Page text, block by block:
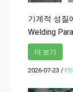
기계적 성질
Welding
더 보기
2026-07-23 /